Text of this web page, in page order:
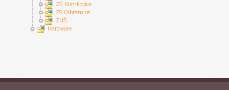
ZŠ Klimkovice
ZS Olbramice
ZUŠ
Hardware